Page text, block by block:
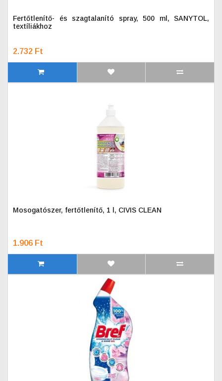
Fertőtlenítő- és szagtalanító spray, 500 ml, SANYTOL,
textíliákhoz
2.732 Ft
Mosogatószer, fertőtlenítő, 1 l, CIVIS CLEAN
1.906 Ft